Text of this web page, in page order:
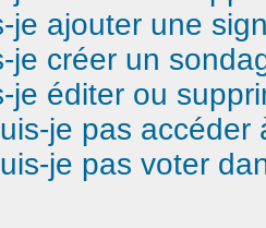
je ajouter une
je créer un
je éditer ou
je pas accéder
je pas voter